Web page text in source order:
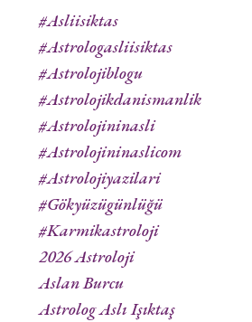
#asliisiktas
#astrologasliisiktas
#astrolojiblogu
#astrolojikdanismanlik
#astrolojininasli
#astrolojininaslicom
#astrolojiyazilari
#gökyüzügünlüğü
#karmikastroloji
2026 Astroloji
Aslan Burcu
Astrolog Aslı Işıktaş